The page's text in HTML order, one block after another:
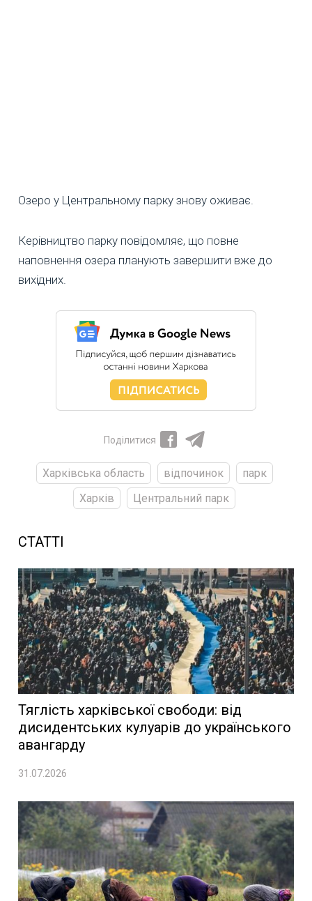
Озеро у Центральному парку знову оживає.
Керівництво парку повідомляє, що повне
наповнення озера планують завершити вже до
вихідних.
Поділитися
Харківська область відпочинок
парк
Харків
Центральний парк
СТАТТІ
Тяглість харківської свободи: від
дисидентських кулуарів до українського
авангарду
31.07.2026